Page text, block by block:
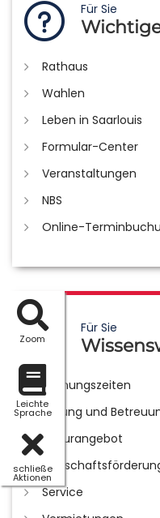
Zoom
Leichte
Sprache
schließe
Aktionen
Für Sie
Rathaus
Wahlen
Leben in Saarlouis
Formular-Center
Veranstaltungen
NBS
Online-
Für Sie
Öffnungszeiten
Bildung und
Kulturangebot
Service